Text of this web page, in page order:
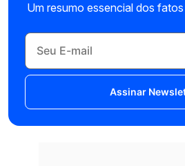
Um resumo essencial dos
Assinar